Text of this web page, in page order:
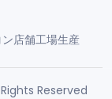
店舗工場生産
Reserved